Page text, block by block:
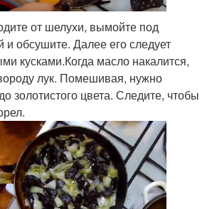
от шелухи, вымойте под
и обсушите. Далее его следует
кусками.Когда масло накалится,
лук. Помешивая, нужно
золотистого цвета. Следите, чтобы